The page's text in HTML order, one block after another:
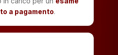
a pagamento.